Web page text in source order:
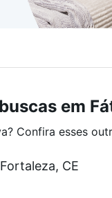
em
Confira esses
CE